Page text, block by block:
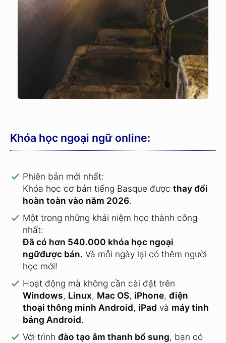
Khóa học ngoại ngữ online:
Phiên bản mới nhất:
Khóa học cơ bản tiếng Basque được thay đổi
hoàn toàn vào năm 2026.
Một trong những khái niệm học thành công
nhất:
Đã có hơn 540.000 khóa học ngoại
ngữđược bán. Và mỗi ngày lại có thêm người
học mới!
Hoạt động mà không cần cài đặt trên
Windows, Linux, Mac OS, iPhone, điện
thoại thông minh Android, iPad và máy tính
bảng Android.
Với trình đào tạo âm thanh bổ sung, bạn có